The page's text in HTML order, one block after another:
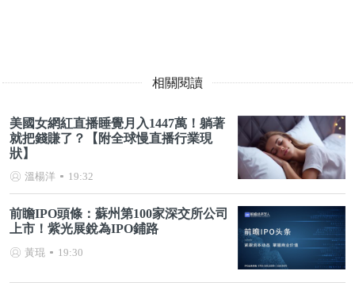
相關閱讀
美國女網紅直播睡覺月入1447萬！躺著
就把錢賺了？【附全球慢直播行業現
狀】
溫楊洋 19:32
前瞻IPO頭條：蘇州第100家深交所公司
上市！紫光展銳為IPO鋪路
黃琨 19:30